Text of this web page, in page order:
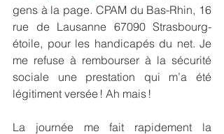
gens à la page. CPAM du Bas-Rhin, 16
rue de Lausanne 67090 Strasbourg-
étoile, pour les handicapés du net. Je
me refuse à rembourser à la sécurité
sociale une prestation qui m’a été
légitiment versée ! Ah mais !
La journée me fait rapidement la